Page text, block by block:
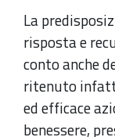
2026-
02-
convegno
La
risposta e
conto anche
ritenuto
ed efficace
benessere,